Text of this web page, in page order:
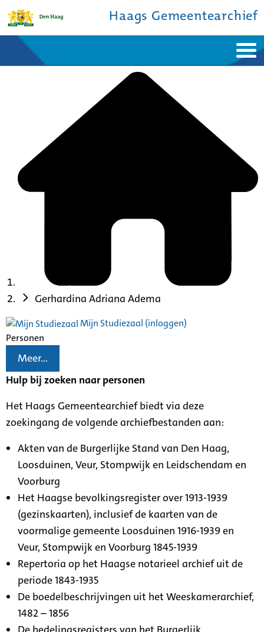
Haags Gemeentearchief
Bronnen en collecties
Gerhardina Adriana Adema
Mijn Studiezaal (inloggen)
Personen
Meer...
Hulp bij zoeken naar personen
Het Haags Gemeentearchief biedt via deze
zoekingang de volgende archiefbestanden aan:
Akten van de Burgerlijke Stand van Den Haag,
Loosduinen, Veur, Stompwijk en Leidschendam en
Voorburg
Het Haagse bevolkingsregister over 1913-1939
(gezinskaarten), inclusief de kaarten van de
voormalige gemeente Loosduinen 1916-1939 en
Veur, Stompwijk en Voorburg 1845-1939
Repertoria op het Haagse notarieel archief uit de
periode 1843-1935
De boedelbeschrijvingen uit het Weeskamerarchief,
1482 – 1856